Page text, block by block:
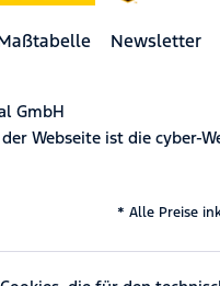
Newsletter
GmbH
Webseite ist die cyber-
* Alle Preise